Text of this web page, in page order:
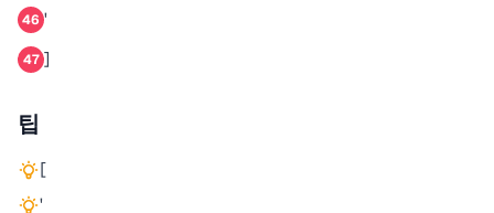
46 '
47 ]
팁
[
'